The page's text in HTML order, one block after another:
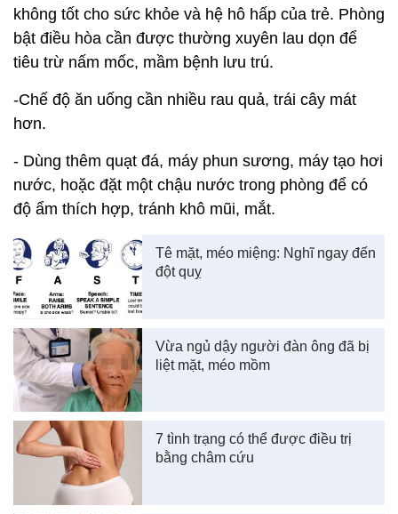
không tốt cho sức khỏe và hệ hô hấp của trẻ. Phòng
bật điều hòa cần được thường xuyên lau dọn để
tiêu trừ nấm mốc, mầm bệnh lưu trú.
-Chế độ ăn uống cần nhiều rau quả, trái cây mát
hơn.
- Dùng thêm quạt đá, máy phun sương, máy tạo hơi
nước, hoặc đặt một chậu nước trong phòng để có
độ ẩm thích hợp, tránh khô mũi, mắt.
Tê mặt, méo miệng: Nghĩ ngay đến
đột quỵ
Vừa ngủ dậy người đàn ông đã bị
liệt mặt, méo mồm
7 tình trạng có thể được điều trị
bằng châm cứu